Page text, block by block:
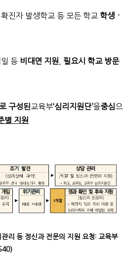
진자 발생학교 등 모든 학교 학생ㆍ
등 비대면 지원
필요시 학교 방문
구성된 교육부‘심리지원단’을중심으
별 지원
관리 등 정신과 전문의 지원 요청: 교육부